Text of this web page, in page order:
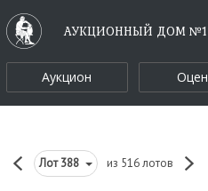
АУКЦИОННЫЙ ДОМ №1
Аукцион
Лот388 из 516 лотов